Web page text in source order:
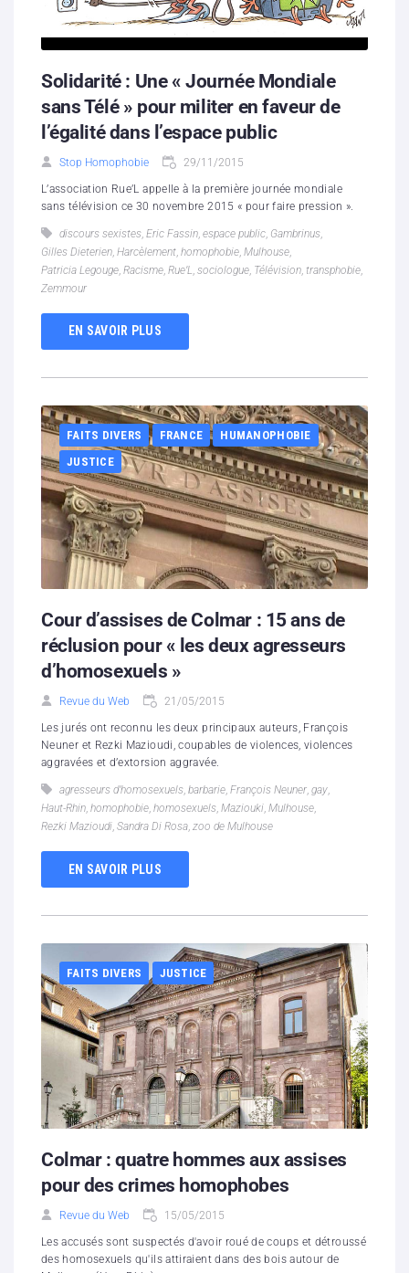
Solidarité : Une « Journée Mondiale
sans Télé » pour militer en faveur de
l’égalité dans l’espace public
Stop Homophobie 29/11/2015
L’association Rue’L appelle à la première journée mondiale
sans télévision ce 30 novembre 2015 « pour faire pression ».
discours sexistes, Eric Fassin, espace public, Gambrinus,
Gilles Dieterien, Harcèlement, homophobie, Mulhouse,
Patricia Legouge, Racisme, Rue’L, sociologue, Télévision, transphobie,
Zemmour
EN SAVOIR PLUS
FAITS DIVERS FRANCE
HUMANOPHOBIE
JUSTICE
Cour d’assises de Colmar : 15 ans de
réclusion pour « les deux agresseurs
d’homosexuels »
Revue du Web 21/05/2015
Les jurés ont reconnu les deux principaux auteurs, François
Neuner et Rezki Mazioudi, coupables de violences, violences
aggravées et d’extorsion aggravée.
agresseurs d’homosexuels, barbarie, François Neuner, gay,
Haut-Rhin, homophobie, homosexuels, Maziouki, Mulhouse,
Rezki Mazioudi, Sandra Di Rosa, zoo de Mulhouse
EN SAVOIR PLUS
FAITS DIVERS JUSTICE
Colmar : quatre hommes aux assises
pour des crimes homophobes
Revue du Web 15/05/2015
Les accusés sont suspectés d'avoir roué de coups et détroussé
des homosexuels qu'ils attiraient dans des bois autour de